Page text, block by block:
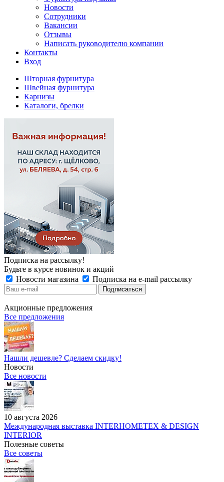
Новости
Сотрудники
Вакансии
Отзывы
Написать руководителю компании
Контакты
Вход
Шторная фурнитура
Швейная фурнитура
Карнизы
Каталоги, брелки
Подписка на рассылку!
Будьте в курсе новинок и акций
Новости магазина
Подписка на e-mail рассылку
Акционные предложения
Все предложения
Нашли дешевле? Сделаем скидку!
Новости
Все новости
10 августа 2026
Международная выставка INTERHOMETEX & DESIGN
INTERIOR
Полезные советы
Все советы